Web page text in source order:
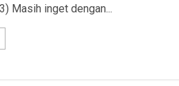
Masih inget dengan...